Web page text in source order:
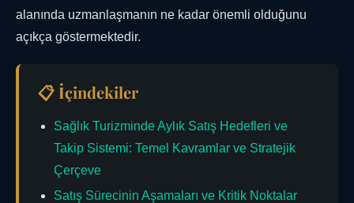
alanında uzmanlaşmanın ne kadar önemli olduğunu
açıkça göstermektedir.
📋 İçindekiler
Sağlık Turizminde Aylık Satış Hedefleri ve
Takip Sistemi: Temel Kavramlar ve Stratejik
Çerçeve
Satış Sürecinin Aşamaları ve Kritik Noktalar